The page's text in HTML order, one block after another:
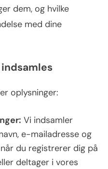
dem, og hvilke
med dine
oplysninger:
Vi indsamler
e-mailadresse og
du registrerer dig på
deltager i vores